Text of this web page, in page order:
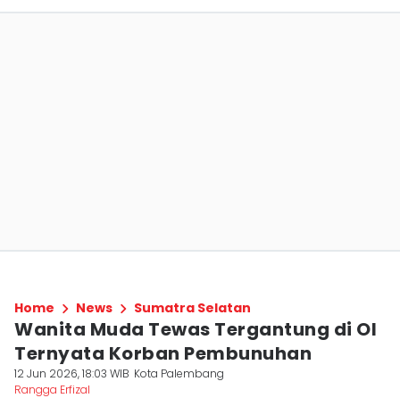
Home News Sumatra Selatan
Wanita Muda Tewas Tergantung di OI
Ternyata Korban Pembunuhan
12 Jun 2026, 18:03 WIB Kota Palembang
Rangga Erfizal